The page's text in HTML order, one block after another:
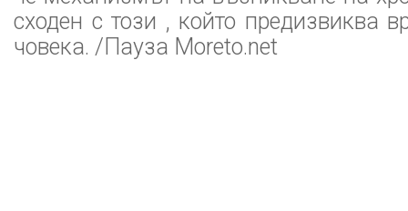
сходен с този , който предизвиква
човека. /Пауза Moreto.net